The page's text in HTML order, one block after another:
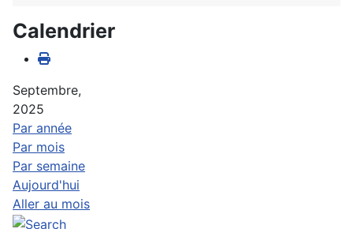
Calendrier
Septembre,
2025
Par année
Par mois
Par semaine
Aujourd'hui
Aller au mois